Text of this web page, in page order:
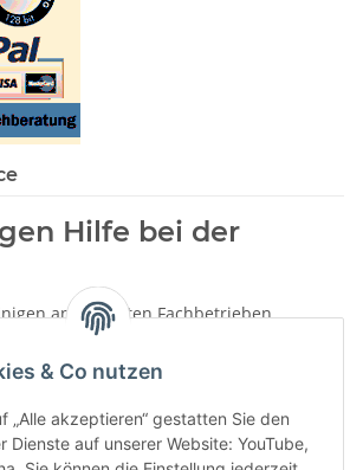
& Co nutzen
„Alle akzeptieren“ gestatten Sie den
Dienste auf unserer Website: YouTube,
Hilfe bei der
anerkannten Fachbetrieben
an:
Sie uns eine eMail!